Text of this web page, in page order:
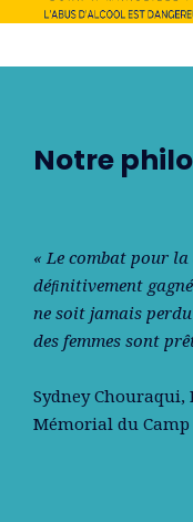
Notre
« Le combat pour
déﬁnitivement
ne soit jamais
des femmes sont
Sydney Chouraqui,
Mémorial du Camp